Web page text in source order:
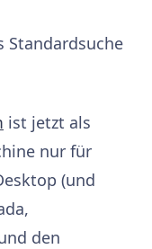
Standardsuche
ist jetzt als
nur für
(und
den